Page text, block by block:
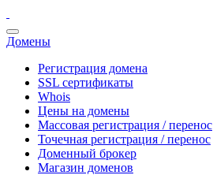
Домены
Регистрация домена
SSL сертификаты
Whois
Цены на домены
Массовая регистрация / перенос
Точечная регистрация / перенос
Доменный брокер
Магазин доменов